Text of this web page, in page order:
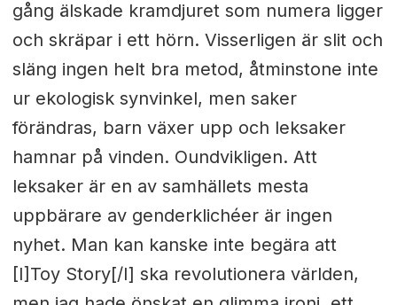
gång älskade kramdjuret som numera ligger
och skräpar i ett hörn. Visserligen är slit och
släng ingen helt bra metod, åtminstone inte
ur ekologisk synvinkel, men saker
förändras, barn växer upp och leksaker
hamnar på vinden. Oundvikligen. Att
leksaker är en av samhällets mesta
uppbärare av genderklichéer är ingen
nyhet. Man kan kanske inte begära att
[I]Toy Story[/I] ska revolutionera världen,